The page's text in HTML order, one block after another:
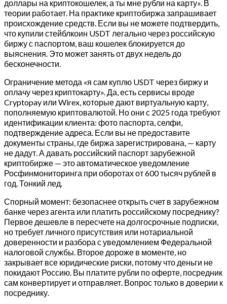
доллары на криптокошелек, а ты мне рубли на карту». В
теории работает. На практике криптобиржа запрашивает
происхождение средств. Если вы не можете подтвердить,
что купили стейблкоин USDT легально через российскую
биржу с паспортом, ваш кошелек блокируется до
выяснения. Это может занять от двух недель до
бесконечности.
Ограничение метода «я сам куплю USDT через биржу и
оплачу через криптокарту». Да, есть сервисы вроде
Cryptopay или Wirex, которые дают виртуальную карту,
пополняемую криптовалютой. Но они с 2025 года требуют
идентификации клиента: фото паспорта, селфи,
подтверждение адреса. Если вы не предоставите
документы страны, где биржа зарегистрирована, — карту
не дадут. А давать российский паспорт зарубежной
криптобирже — это автоматическое уведомление
Росфинмониторинга при оборотах от 600 тысяч рублей в
год. Тонкий лед.
Спорный момент: безопаснее открыть счет в зарубежном
банке через агента или платить российскому посреднику?
Первое дешевле в пересчете на долгосрочные подписки,
но требует личного присутствия или нотариальной
доверенности и разбора с уведомлением Федеральной
налоговой службы. Второе дороже в моменте, но
закрывает все юридические риски, потому что деньги не
покидают Россию. Вы платите рубли по оферте, посредник
сам конвертирует и отправляет. Вопрос только в доверии к
посреднику.